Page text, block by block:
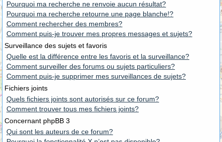
Pourquoi ma recherche ne renvoie aucun résultat?
Pourquoi ma recherche retourne une page blanche!?
Comment rechercher des membres?
Comment puis-je trouver mes propres messages et sujets?
Surveillance des sujets et favoris
Quelle est la différence entre les favoris et la surveillance?
Comment surveiller des forums ou sujets particuliers?
Comment puis-je supprimer mes surveillances de sujets?
Fichiers joints
Quels fichiers joints sont autorisés sur ce forum?
Comment trouver tous mes fichiers joints?
Concernant phpBB 3
Qui sont les auteurs de ce forum?